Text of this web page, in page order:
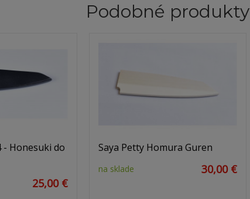
Podobné produkty
- Honesuki do
25,00 €
Saya Petty Homura Guren
na sklade 30,00 €